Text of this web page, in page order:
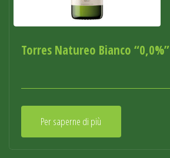
Torres Natureo Bianco “0,0%”
Per saperne di più